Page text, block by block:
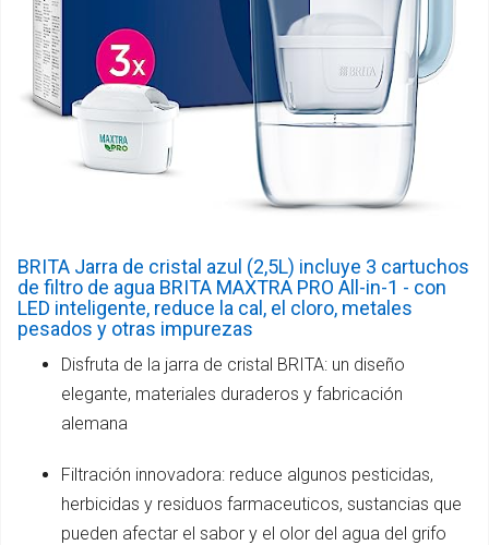
BRITA Jarra de cristal azul (2,5L) incluye 3 cartuchos
de filtro de agua BRITA MAXTRA PRO All-in-1 - con
LED inteligente, reduce la cal, el cloro, metales
pesados y otras impurezas
Disfruta de la jarra de cristal BRITA: un diseño
elegante, materiales duraderos y fabricación
alemana
Filtración innovadora: reduce algunos pesticidas,
herbicidas y residuos farmaceuticos, sustancias que
pueden afectar el sabor y el olor del agua del grifo